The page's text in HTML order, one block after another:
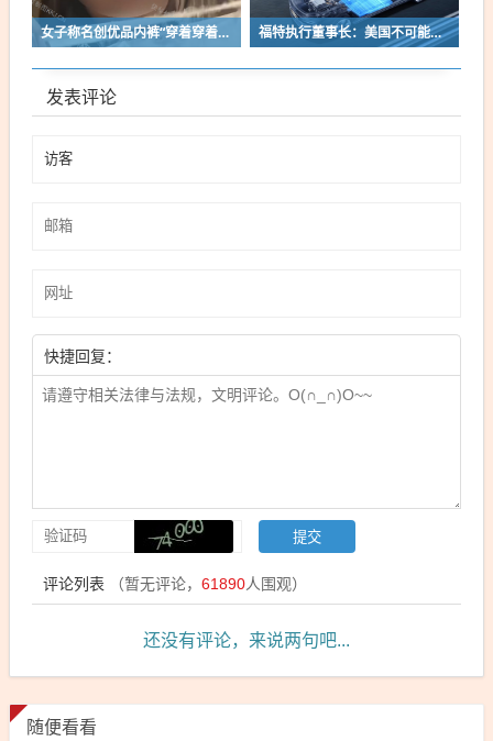
女子称名创优品内裤“穿着穿着掉了”让其颜面尽失 品牌方客服回应：已启动紧急调查 福特执行董事长：美国不可能永远把中国车企挡在门外 进来也有信心击败
发表评论
快捷回复：
评论列表 （暂无评论， 61890人围观）
还没有评论，来说两句吧...
随便看看